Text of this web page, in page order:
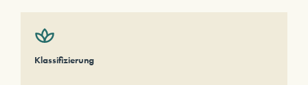
Klassifizierung